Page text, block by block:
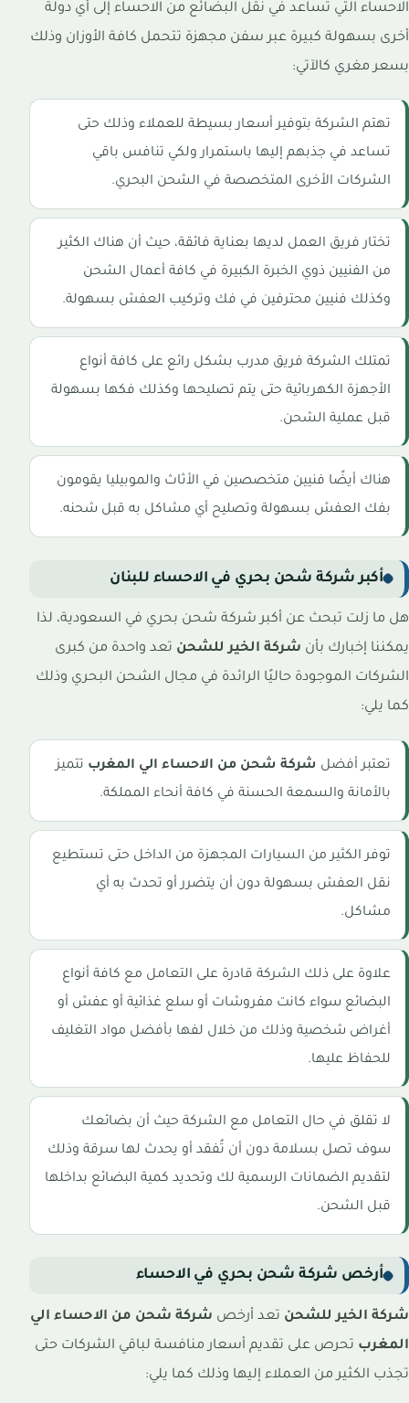
الاحساء التي تساعد في نقل البضائع من الاحساء إلى أي دولة
أخرى بسهولة كبيرة عبر سفن مجهزة تتحمل كافة الأوزان وذلك
بسعر مغري كالآتي:
تهتم الشركة بتوفير أسعار بسيطة للعملاء وذلك حتى
تساعد في جذبهم إليها باستمرار ولكي تنافس باقي
الشركات الأخرى المتخصصة في الشحن البحري.
تختار فريق العمل لديها بعناية فائقة، حيث أن هناك الكثير
من الفنيين ذوي الخبرة الكبيرة في كافة أعمال الشحن
وكذلك فنيين محترفين في فك وتركيب العفش بسهولة.
تمتلك الشركة فريق مدرب بشكل رائع على كافة أنواع
الأجهزة الكهربائية حتى يتم تصليحها وكذلك فكها بسهولة
قبل عملية الشحن.
هناك أيضًا فنيين متخصصين في الأثاث والموبيليا يقومون
بفك العفش بسهولة وتصليح أي مشاكل به قبل شحنه.
أكبر شركة شحن بحري في الاحساء للبنان
هل ما زلت تبحث عن أكبر شركة شحن بحري في السعودية، لذا
يمكننا إخبارك بأن شركة الخير للشحن تعد واحدة من كبرى
الشركات الموجودة حاليًا الرائدة في مجال الشحن البحري وذلك
كما يلي:
تعتبر أفضل شركة شحن من الاحساء الي المغرب تتميز
بالأمانة والسمعة الحسنة في كافة أنحاء المملكة.
توفر الكثير من السيارات المجهزة من الداخل حتى تستطيع
نقل العفش بسهولة دون أن يتضرر أو تحدث به أي
مشاكل.
علاوة على ذلك الشركة قادرة على التعامل مع كافة أنواع
البضائع سواء كانت مفروشات أو سلع غذائية أو عفش أو
أغراض شخصية وذلك من خلال لفها بأفضل مواد التغليف
للحفاظ عليها.
لا تقلق في حال التعامل مع الشركة حيث أن بضائعك
سوف تصل بسلامة دون أن تُفقد أو يحدث لها سرقة وذلك
لتقديم الضمانات الرسمية لك وتحديد كمية البضائع بداخلها
قبل الشحن.
أرخص شركة شحن بحري في الاحساء
شركة الخير للشحن تعد أرخص شركة شحن من الاحساء الي
المغرب تحرص على تقديم أسعار منافسة لباقي الشركات حتى
تجذب الكثير من العملاء إليها وذلك كما يلي: